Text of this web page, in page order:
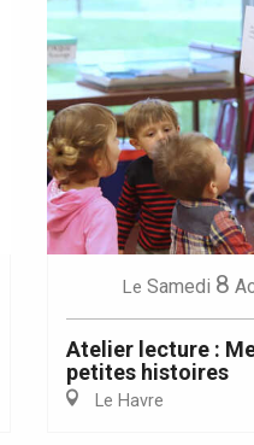
Le Samedi 8
Atelier lecture :
petites histoires
Le Havre